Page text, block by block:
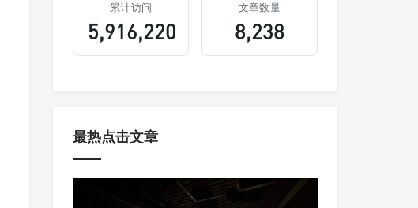
累计访问
5,916,220
文章数量
8,238
最热点击文章